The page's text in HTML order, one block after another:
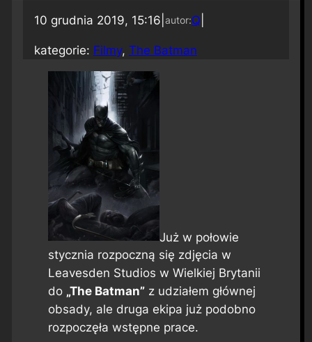
10 grudnia 2019, 15:16 autor:Q
kategorie: Filmy, The Batman
Już w połowie
stycznia rozpoczną się zdjęcia w
Leavesden Studios w Wielkiej Brytanii
do „The Batman”z udziałem głównej
obsady, ale druga ekipa już podobno
rozpoczęła wstępne prace.